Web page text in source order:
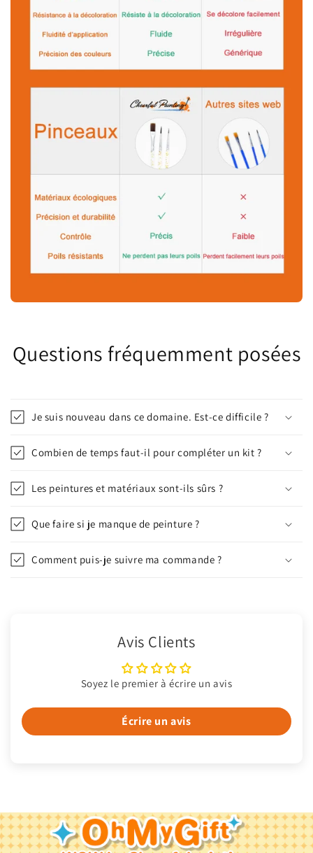
Questions fréquemment posées
Je suis nouveau dans ce domaine. Est-ce difficile ?
Combien de temps faut-il pour compléter un kit ?
Les peintures et matériaux sont-ils sûrs ?
Que faire si je manque de peinture ?
Comment puis-je suivre ma commande ?
Avis Clients
Soyez le premier à écrire un avis
Écrire un avis